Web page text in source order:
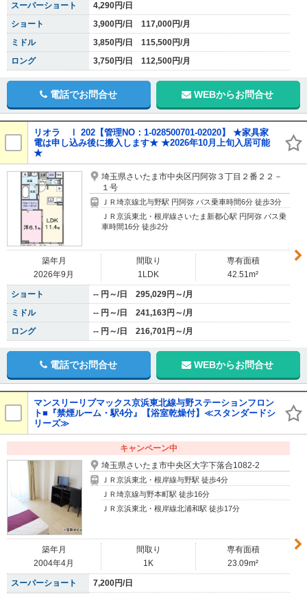
スーパーショート
4,290円/日
ショート
3,900円/日 117,000円/月
ミドル
3,850円/日 115,500円/月
ロング
3,750円/日 112,500円/月
電話でお問合せ WEBからお問合せ
リオラ Ⅰ 202【管理NO：1-028500701-02020】 ★家具家
電は申し込み後に搬入します★ ★2026年10月上旬入居可能
★
埼玉県さいたま市中央区円阿弥３丁目２番２２－
１号
ＪＲ埼京線北与野駅 円阿弥 バス乗車時間6分 徒歩3分
ＪＲ京浜東北・根岸線さいたま新都心駅 円阿弥 バス乗
車時間16分 徒歩2分
築年月
2026年9月
間取り
1LDK
専有面積
42.51m²
ショート
-- 円～/日 295,029円～/月
ミドル
-- 円～/日 241,163円～/月
ロング
-- 円～/日 216,701円～/月
電話でお問合せ WEBからお問合せ
マンスリーリブマックス京浜東北線与野ステーションフロン
ト■『禁煙ルーム・駅4分』【浴室乾燥付】≪スタンダードシ
リーズ≫
キャンペーン中
埼玉県さいたま市中央区大字下落合1082-2
ＪＲ京浜東北・根岸線与野駅 徒歩4分
ＪＲ埼京線与野本町駅 徒歩16分
ＪＲ京浜東北・根岸線北浦和駅 徒歩17分
築年月
2004年4月
間取り
1K
専有面積
23.09m²
スーパーショート 7,200円/日